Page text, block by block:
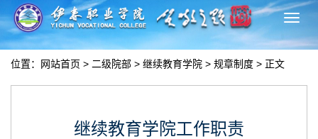
切
换
位置： 网站首页 > 二级院部 > 继续教育学院 > 规章制度 > 正文
继续教育学院工作职责